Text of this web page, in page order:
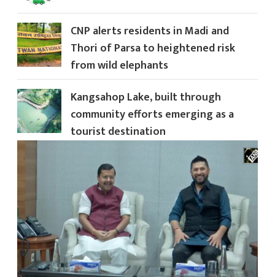
CNP alerts residents in Madi and
Thori of Parsa to heightened risk
from wild elephants
Kangsahop Lake, built through
community efforts emerging as a
tourist destination